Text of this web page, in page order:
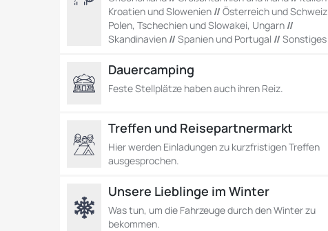
Kroatien und Slowenien //Österreich und Schweiz
Polen, Tschechien und Slowakei, Ungarn //
Skandinavien //Spanien und Portugal //Sonstiges
Dauercamping
Feste Stellplätze haben auch ihren Reiz.
Treffen und Reisepartnermarkt
Hier werden Einladungen zu kurzfristigen Treffen
ausgesprochen.
Unsere Lieblinge im Winter
Was tun, um die Fahrzeuge durch den Winter zu
bekommen.